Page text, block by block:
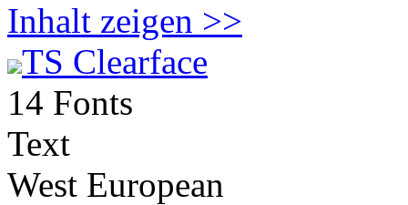
Inhalt zeigen >>
TS Clearface
14 Fonts
Text
West European